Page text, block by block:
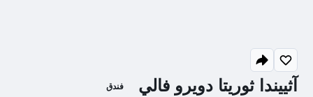
آثييندا ثوريتا دويرو فالي فندق